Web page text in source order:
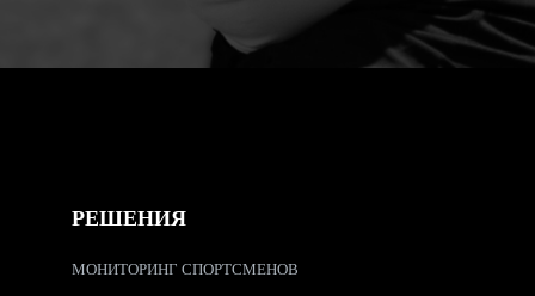
РЕШЕНИЯ
МОНИТОРИНГ СПОРТСМЕНОВ